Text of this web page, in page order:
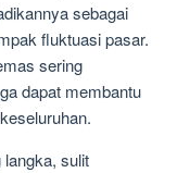
sebagai
fluktuasi pasar.
sering
dapat membantu
sulit